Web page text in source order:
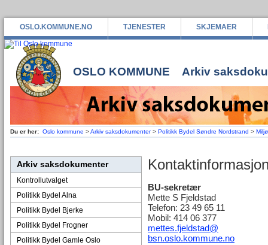
OSLO.KOMMUNE.NO TJENESTER SKJEMAER
OSLO KOMMUNE Arkiv
Du er her: Oslo kommune >Arkiv saksdokumenter> Politikk Bydel Søndre Nordstrand >
Arkiv saksdokumenter
Kontrollutvalget
Politikk Bydel Alna
Politikk Bydel Bjerke
Politikk Bydel Frogner
Politikk Bydel Gamle Oslo
BU-sekretær
Mette S Fjeldstad
Telefon: 23 49 65 11
Mobil: 414 06 377
mettes.fjeldstad@
bsn.oslo.kommune.no